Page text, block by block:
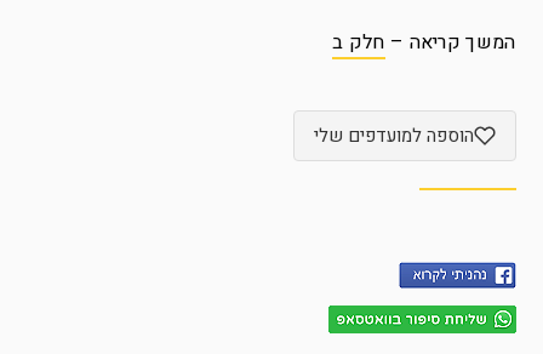
המשך קריאה – חלק ב
הוספה למועדפים שלי